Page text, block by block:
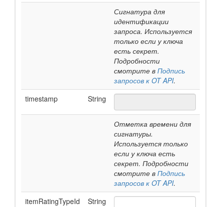
Сигнатура для
идентификации
запроса. Используется
только если у ключа
есть секрет.
Подробности
смотрите в Подпись
запросов к OT API.
timestamp
String
Отметка времени для
сигнатуры.
Используется только
если у ключа есть
секрет. Подробности
смотрите в Подпись
запросов к OT API.
itemRatingTypeId
String